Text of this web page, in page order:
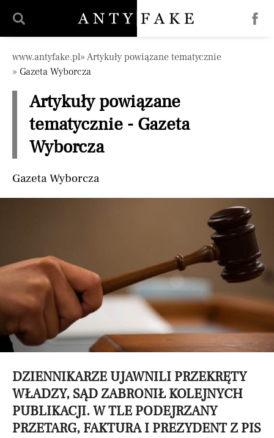
Pomiń nawigację
www.antyfake.pl Artykuły powiązane tematycznie
Gazeta Wyborcza
Artykuły powiązane
tematycznie - Gazeta
Wyborcza
Gazeta Wyborcza
DZIENNIKARZE UJAWNILI PRZEKRĘTY
WŁADZY, SĄD ZABRONIŁ KOLEJNYCH
PUBLIKACJI. W TLE PODEJRZANY
PRZETARG, FAKTURA I PREZYDENT Z PIS